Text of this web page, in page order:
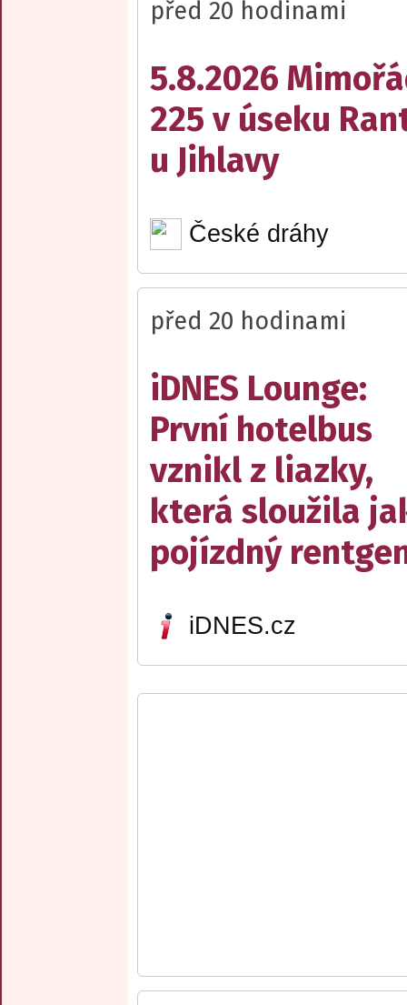
před 20 hodinami
5.8.2026
225 v úseku
u Jihlavy
České dráhy
před 20 hodinami
iDNES Lounge:
První hotelbus
vznikl z liazky,
která sloužila
pojízdný
iDNES.cz